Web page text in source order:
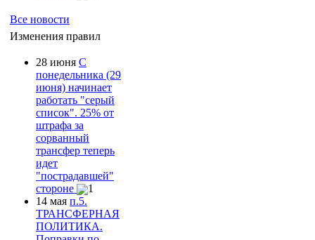
Все новости
Изменения правил
28 июня С
понедельника (29
июня) начинает
работать "серый
список". 25% от
штрафа за
сорванный
трансфер теперь
идет
"пострадавшей"
стороне
1
14 мая п.5.
ТРАНСФЕРНАЯ
ПОЛИТИКА.